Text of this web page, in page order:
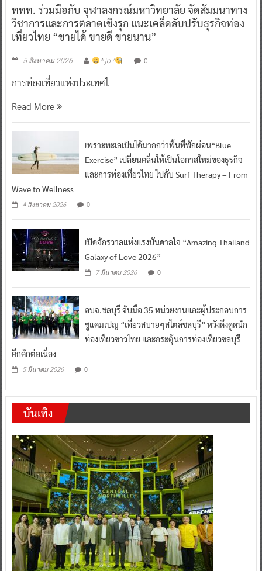
ททท. ร่วมมือกับ จุฬาลงกรณ์มหาวิทยาลัย จัดสัมมนาทาง
วิชาการและการตลาดเชิงรุก แนะเคล็ดลับปรับธุรกิจท่อง
เที่ยวไทย “ขายได้ ขายดี ขายนาน”
5 สิงหาคม 2026 ^ jo ^ 0
การท่องเที่ยวแห่งประเทศไ
Read More
เพราะทะเลเป็นได้มากกว่าพื้นที่พักผ่อน“Blue
Exercise” เปลี่ยนคลื่นให้เป็นโอกาสใหม่ของธุรกิจ
และการท่องเที่ยวไทย ไปกับ Surf Therapy – From
Wave to Wellness
4 สิงหาคม 2026 0
เปิดจักรวาลแห่งแรงบันดาลใจ “Amazing Thailand
Galaxy of Love 2026”
7 มีนาคม 2026 0
อบจ.ชลบุรี จับมือ 35 หน่วยงานและผู้ประกอบการ
ชูแคมเปญ “เที่ยวสบายๆสไตล์ชลบุรี” หวังดึงดูดนัก
ท่องเที่ยวชาวไทย และกระตุ้นการท่องเที่ยวชลบุรี
คึกคักต่อเนื่อง
5 มีนาคม 2026 0
บันเทิง